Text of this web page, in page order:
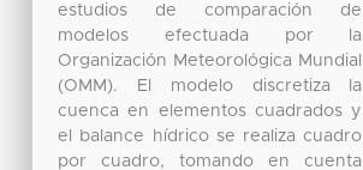
estudios de comparación de
modelos efectuada por la
Organización Meteorológica Mundial
(OMM). El modelo discretiza la
cuenca en elementos cuadrados y
el balance hídrico se realiza cuadro
por cuadro, tomando en cuenta